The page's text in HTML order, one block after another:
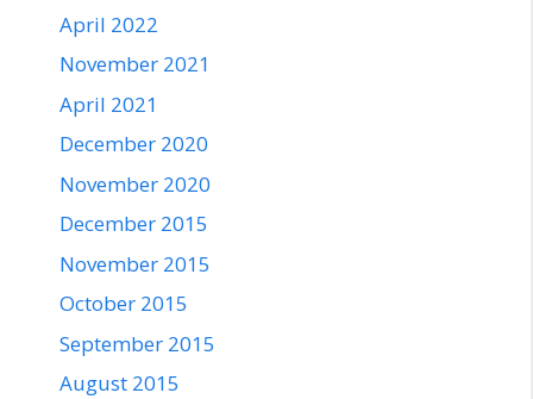
April 2022
November 2021
April 2021
December 2020
November 2020
December 2015
November 2015
October 2015
September 2015
August 2015